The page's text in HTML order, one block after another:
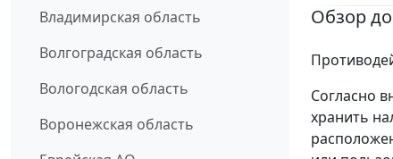
Владимирская область
Волгоградская область
Вологодская область
Воронежская область
Обзор
Согласно
хранить